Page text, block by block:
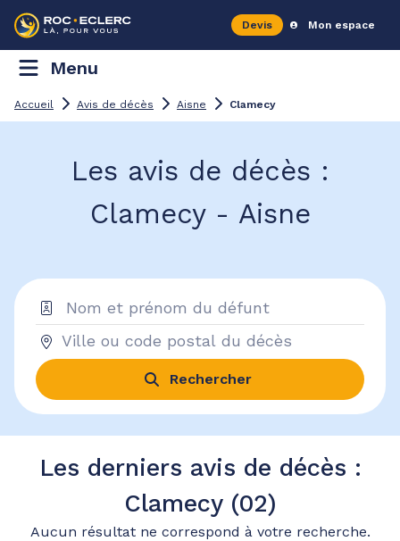
Devis Mon espace
Menu
Accueil Avis de décès Aisne Clamecy
Les avis de décès :
Clamecy - Aisne
Rechercher
Les derniers avis de décès :
Clamecy (02)
Aucun résultat ne correspond à votre recherche.